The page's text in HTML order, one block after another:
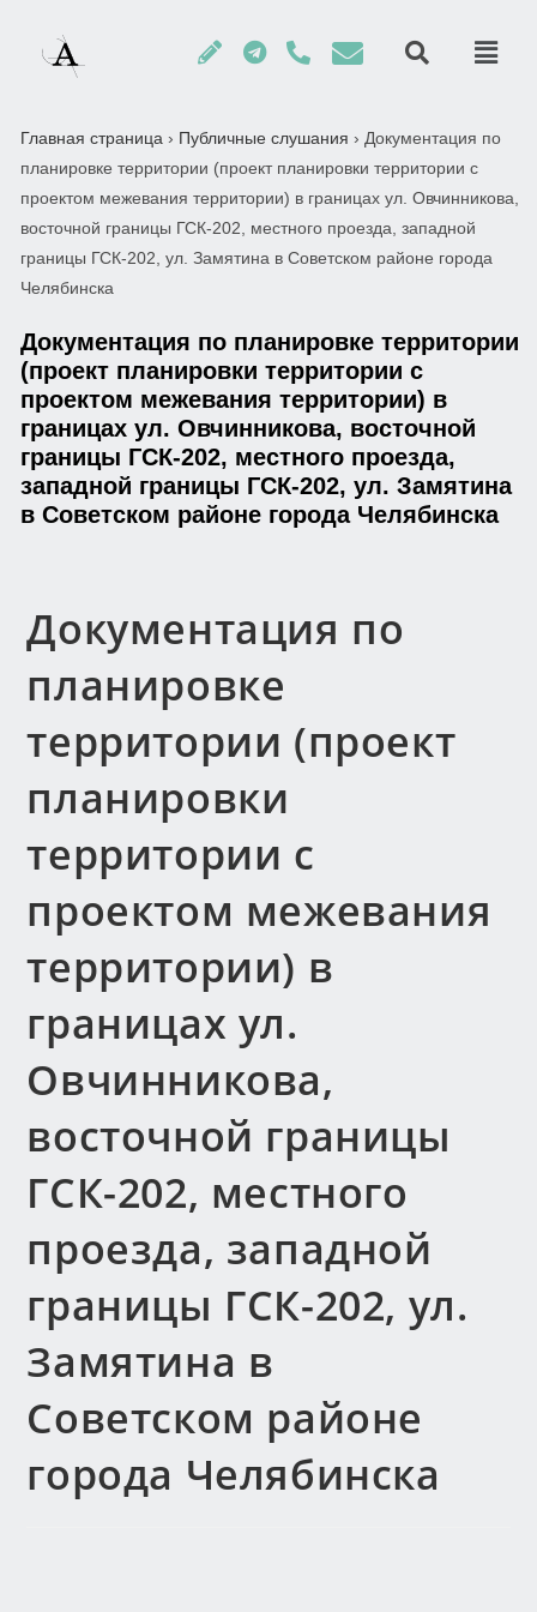
Главная страница › Публичные слушания › Документация по
планировке территории (проект планировки территории с
проектом межевания территории) в границах ул. Овчинникова,
восточной границы ГСК-202, местного проезда, западной
границы ГСК-202, ул. Замятина в Советском районе города
Челябинска
Документация по планировке территории
(проект планировки территории с
проектом межевания территории) в
границах ул. Овчинникова, восточной
границы ГСК-202, местного проезда,
западной границы ГСК-202, ул. Замятина
в Советском районе города Челябинска
Документация по
планировке
территории (проект
планировки
территории с
проектом межевания
территории) в
границах ул.
Овчинникова,
восточной границы
ГСК-202, местного
проезда, западной
границы ГСК-202, ул.
Замятина в
Советском районе
города Челябинска